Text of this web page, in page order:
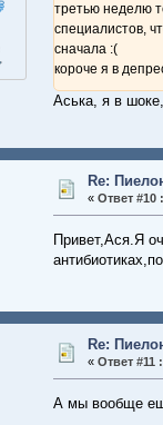
третью неделю
специалистов,
сначала :(
короче я в
Аська, я в
Re:
« Ответ #10 :
Привет,Ася.Я
Re:
« Ответ #11 :
А мы вообще